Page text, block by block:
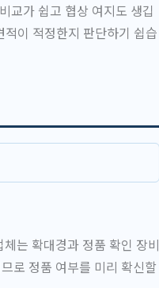
교가 쉽고 협상 여지도 생깁
이 적정한지 판단하기 쉽습
는 확대경과 정품 확인 장비
로 정품 여부를 미리 확신할